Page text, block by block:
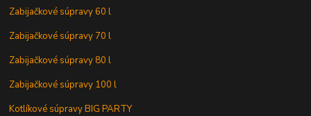
Zabijačkové súpravy 60 l
Zabijačkové súpravy 70 l
Zabijačkové súpravy 80 l
Zabijačkové súpravy 100 l
Kotlíkové súpravy BIG PARTY